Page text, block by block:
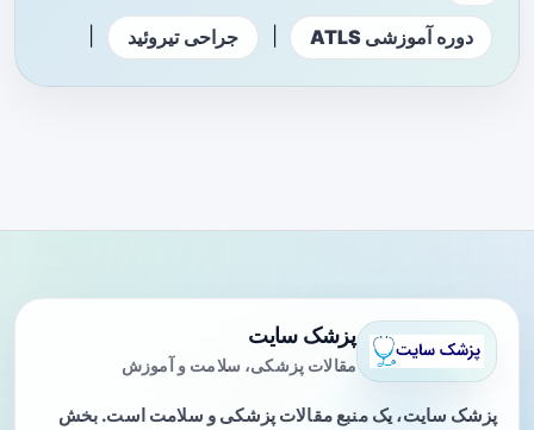
دوره آموزشی ATLS جراحی تیروئید
پزشک سایت
مقالات پزشکی، سلامت و آموزش
پزشک سایت، یک منبع مقالات پزشکی و سلامت است. بخش